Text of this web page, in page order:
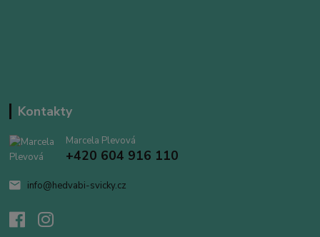
Kontakty
Marcela Plevová
+420 604 916 110
info@hedvabi-svicky.cz